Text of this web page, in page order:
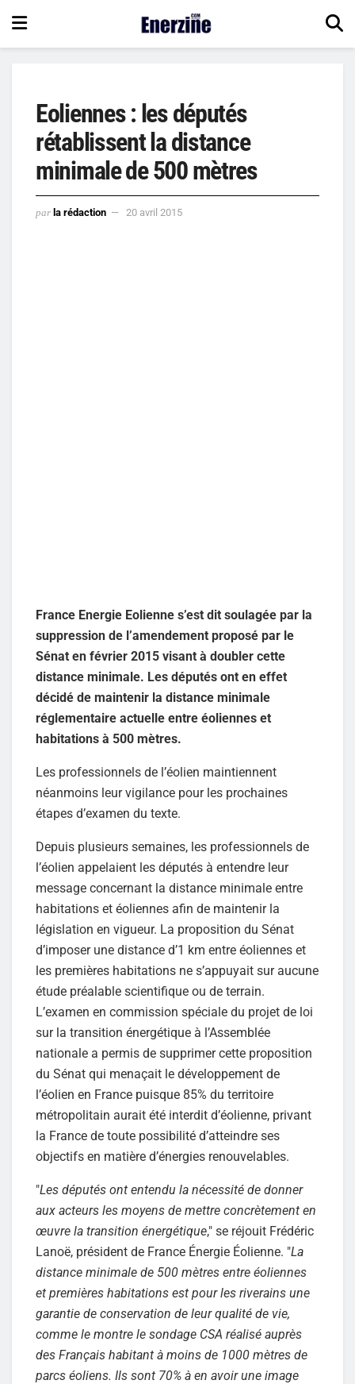
Eoliennes : les députés
rétablissent la distance
minimale de 500 mètres
par la rédaction 20 avril 2015
France Energie Eolienne s’est dit soulagée par la
suppression de l’amendement proposé par le
Sénat en février 2015 visant à doubler cette
distance minimale. Les députés ont en effet
décidé de maintenir la distance minimale
réglementaire actuelle entre éoliennes et
habitations à 500 mètres.
Les professionnels de l’éolien maintiennent
néanmoins leur vigilance pour les prochaines
étapes d’examen du texte.
Depuis plusieurs semaines, les professionnels de
l’éolien appelaient les députés à entendre leur
message concernant la distance minimale entre
habitations et éoliennes afin de maintenir la
législation en vigueur. La proposition du Sénat
d’imposer une distance d’1 km entre éoliennes et
les premières habitations ne s’appuyait sur aucune
étude préalable scientifique ou de terrain.
L’examen en commission spéciale du projet de loi
sur la transition énergétique à l’Assemblée
nationale a permis de supprimer cette proposition
du Sénat qui menaçait le développement de
l’éolien en France puisque 85% du territoire
métropolitain aurait été interdit d’éolienne, privant
la France de toute possibilité d’atteindre ses
objectifs en matière d’énergies renouvelables.
"Les députés ont entendu la nécessité de donner
aux acteurs les moyens de mettre concrètement en
œuvre la transition énergétique," se réjouit Frédéric
Lanoë, président de France Énergie Éolienne. "La
distance minimale de 500 mètres entre éoliennes
et premières habitations est pour les riverains une
garantie de conservation de leur qualité de vie,
comme le montre le sondage CSA réalisé auprès
des Français habitant à moins de 1000 mètres de
parcs éoliens. Ils sont 70% à en avoir une image